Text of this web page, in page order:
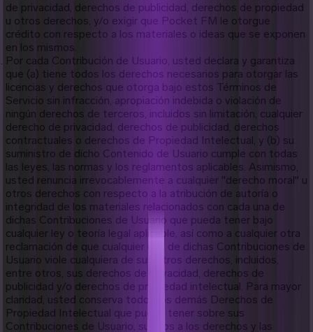
de privacidad, derechos de publicidad, derechos de propiedad
u otros derechos, y/o exigir que Pocket FM le otorgue
crédito con respecto a los materiales o ideas que se exponen
en los mismos.
Por cada Contribución de Usuario, usted declara y garantiza
que (a) tiene todos los derechos necesarios para otorgar las
licencias y derechos que otorga bajo estos Términos de
Servicio sin infracción, apropiación indebida o violación de
ningún derechos de terceros, incluidos sin limitación, cualquier
derecho de privacidad, derechos de publicidad, derechos
contractuales o derechos de Propiedad Intelectual, y (b) su
suministro de dicho Contenido de Usuario cumple con todas
las leyes, las normas y los reglamentos aplicables. Asimismo,
usted renuncia irrevocablemente a cualquier "derecho moral" u
otros derechos con respecto a la atribución de autoría o
integridad de los materiales relacionados con cada una de
dichas Contribuciones de Usuario que pueda tener bajo
cualquier ley o teoría legal aplicable, así como a cualquier otra
reclamación de que cualquier uso de dichas Contribuciones de
Usuario viole cualquiera de sus otros derechos, incluidos,
entre otros, sus derechos de privacidad, derechos de
publicidad y/o derechos de propiedad intelectual. Para mayor
claridad, usted conserva todos los demás Derechos de
Propiedad Intelectual que pueda tener sobre sus
Contribuciones de Usuario, sujetos a los derechos y las